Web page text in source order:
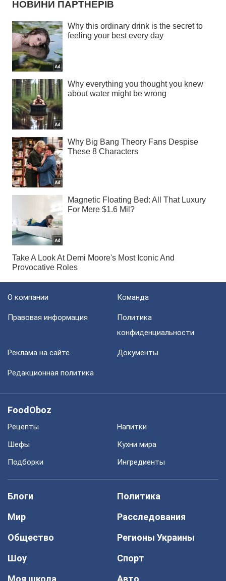
О компании Команда
Правовая информация
Политика
конфиденциальности
Реклама на сайте Документы
Редакционная политика
FoodOboz
Рецепты
Напитки
Шефы
Кухни мира
Подборки
Ингредиенты
Блоги
Политика
Мир
Расследования
Общество
Регионы Украины
Шоу
Спорт
Моя школа
Авто